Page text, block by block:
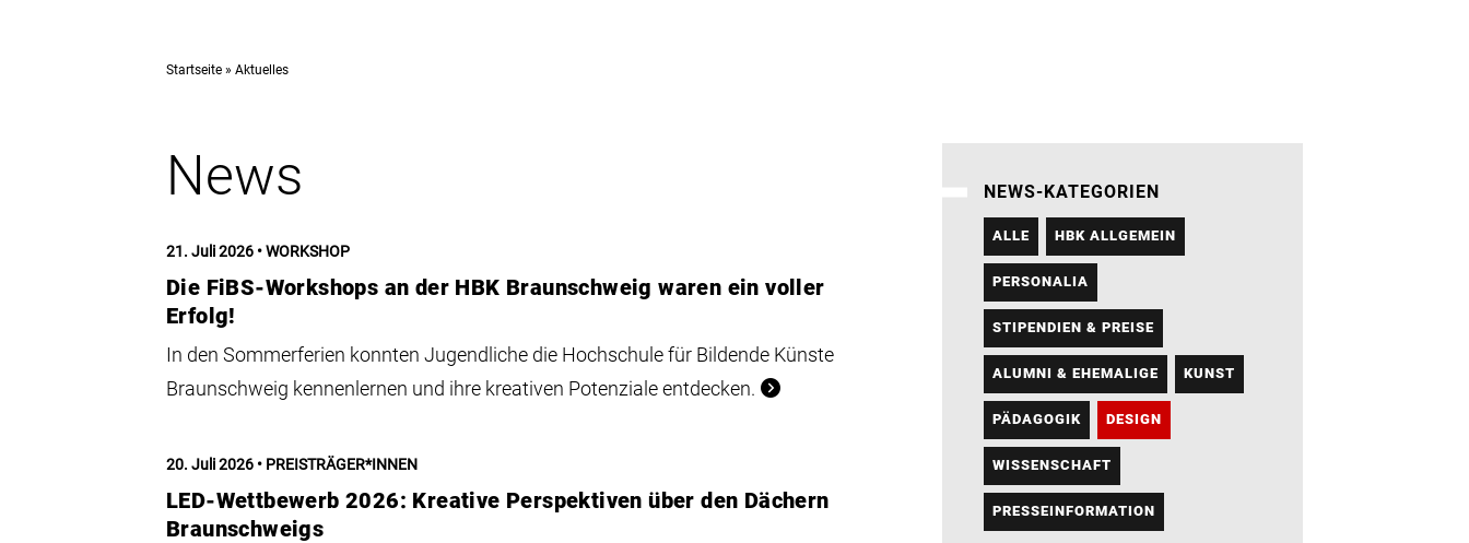
Startseite Aktuelles
News
21. Juli 2026 WORKSHOP
Die FiBS-Workshops an der HBK Braunschweig waren ein voller
Erfolg!
In den Sommerferien konnten Jugendliche die Hochschule für Bildende Künste
Braunschweig kennenlernen und ihre kreativen Potenziale entdecken.
20. Juli 2026 PREISTRÄGER*INNEN
LED-Wettbewerb 2026: Kreative Perspektiven über den Dächern
Braunschweigs
NEWS-KATEGORIEN
ALLE HBK ALLGEMEIN
PERSONALIA
STIPENDIEN & PREISE
ALUMNI & EHEMALIGE KUNST
PÄDAGOGIK DESIGN
WISSENSCHAFT
PRESSEINFORMATION